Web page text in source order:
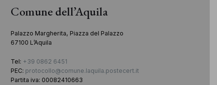
Comune dell’Aquila
Palazzo Margherita, Piazza del Palazzo
67100 L’Aquila
Tel: +39 0862 6451
PEC: protocollo@comune.laquila.postecert.it
Partita iva: 00082410663